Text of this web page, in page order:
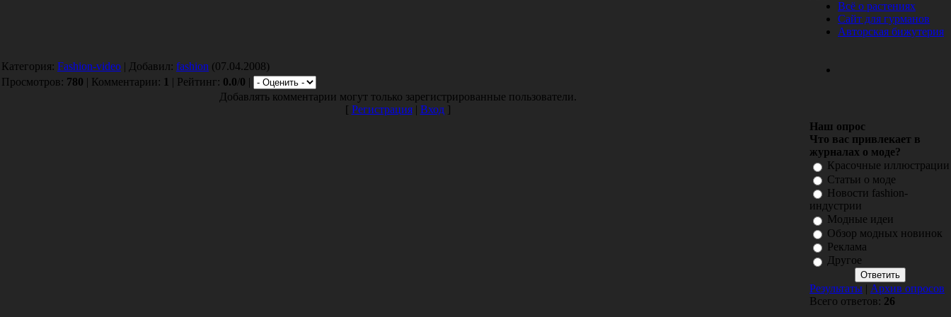
Категория: Fashion-video | Добавил: fashion (07.04.2008)
Просмотров: 780 | Комментарии: 1 | Рейтинг: 0.0/0 |
Добавлять комментарии могут только зарегистрированные пользователи.
[ Регистрация| Вход]
Всё о растениях
Сайт для гурманов
Авторская бижутерия
Наш опрос
Что вас привлекает в
журналах о моде?
Красочные иллюстрации
Статьи о моде
Новости fashion-
индустрии
Модные идеи
Обзор модных новинок
Реклама
Другое
Результаты | Архив опросов
Всего ответов: 26